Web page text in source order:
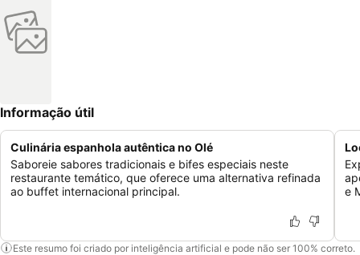
Informação útil
Culinária espanhola autêntica no Olé
Saboreie sabores tradicionais e bifes especiais neste
restaurante temático, que oferece uma alternativa refinada
ao buffet internacional principal.
e
Este resumo foi criado por inteligência artificial e pode não ser 100% correto.